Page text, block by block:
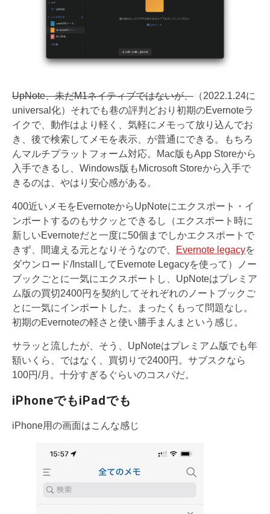
UpNote、未だM1ネイティブではないが、 （2022.1.24に
universal化）それでも巷の評判どおり初期のEvernoteラ
イクで、動作はより軽く、気軽にメモって放り込んでお
き、後で検索してメモを表示、が普通にできる。もちろ
んマルチプラットフォーム対応。Mac版もApp Storeから
入手できるし、Windows版もMicrosoft Storeから入手で
きるのは、やはり安心感がある。
400近いメモをEvernoteからUpNoteにエクスポート・イ
ンポートするのもサクッとできるし（エクスポート時に
新しいEvernoteだと一度に50個までしかエクスポートで
きず、間違える元となりそうなので、
Evernote legacyを
ダウンロード/InstallしてEvernote Legacyを使って）ノー
ブックごとに一気にエクスポートし、UpNoteはプレミア
ム版の買切2400円を契約してそれぞれのノートブックご
とに一気にインポートした。まったくもって問題なし。
初期のEvernoteの軽さと使い勝手まんまという感じ。
サラッと流したが、そう、UpNoteはプレミアム版でも年
額いくら、ではなく、買切りで2400円。サブスクなら
100円/月。十分すぎるぐらいのコスパだ。
iPhoneでもiPadでも
iPhone用の画面はこんな感じ